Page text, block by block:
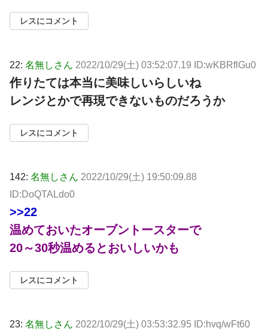
レスにコメント
22: 名無しさん 2022/10/29(土) 03:52:07.19 ID:wKBRflGu0
作りたては本当に美味しいらしいね
レンジとかで再現できないものだろうか
レスにコメント
142: 名無しさん 2022/10/29(土) 19:50:09.88
ID:DoQTALdo0
>>22
温めておいたオーブントースターで
20～30秒温めるとおいしいかも
レスにコメント
23: 名無しさん 2022/10/29(土) 03:53:32.95 ID:hvq/wFt60